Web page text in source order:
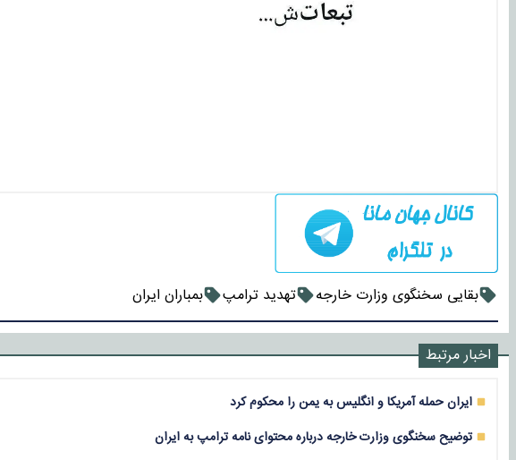
بقایی سخنگوی وزارت خارجه تهدید ترامپ بمباران ایران
اخبار مرتبط
ایران حمله آمریکا و انگلیس به یمن را محکوم کرد
توضیح سخنگوی وزارت خارجه درباره محتوای نامه ترامپ به ایران